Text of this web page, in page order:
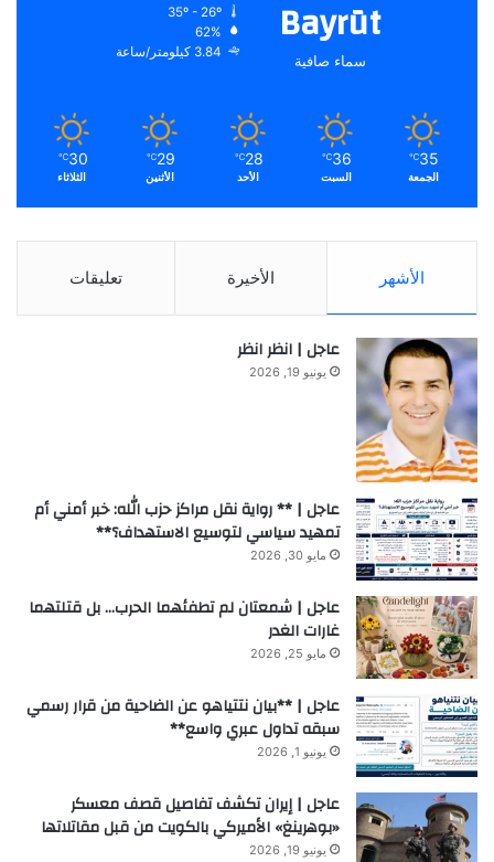
Bayrūt
سماء صافية
62%
3.84 كيلومتر/ساعة
35
℃
الجمعة
36
℃
السبت
28
℃
الأحد
29
℃
الأثنين
30
℃
الثلاثاء
الأشهر الأخيرة تعليقات
عاجل | انظر انظر
يونيو 19, 2026
عاجل | ** رواية نقل مراكز حزب الله: خبر أمني أم
تمهيد سياسي لتوسيع الاستهداف؟**
مايو 30, 2026
عاجل | شمعتان لم تطفئهما الحرب… بل قتلتهما
غارات الغدر
مايو 25, 2026
عاجل | **بيان نتتياهو عن الضاحية من قرار رسمي
سبقه تداول عبري واسع**
يونيو 1, 2026
عاجل | إيران تكشف تفاصيل قصف معسكر
«بوهرينغ» الأميركي بالكويت من قبل مقاتلاتها
يونيو 19, 2026